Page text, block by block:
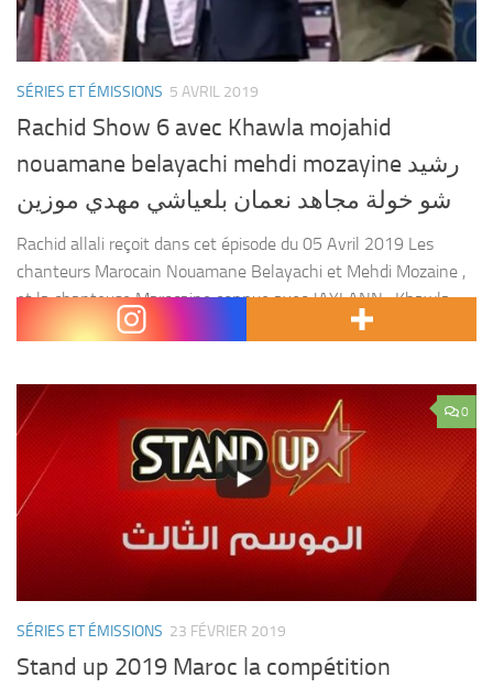
SÉRIES ET ÉMISSIONS 5 AVRIL 2019
Rachid Show 6 avec Khawla mojahid
nouamane belayachi mehdi mozayine رشيد
شو خولة مجاهد نعمان بلعياشي مهدي موزين
Rachid allali reçoit dans cet épisode du 05 Avril 2019 Les
chanteurs Marocain Nouamane Belayachi et Mehdi Mozaine ,
et la chanteuse Marocaine connue avec JAYLANN : Khawla
moujahid. Des moments forts suspense et...
0
SÉRIES ET ÉMISSIONS 23 FÉVRIER 2019
Stand up 2019 Maroc la compétition